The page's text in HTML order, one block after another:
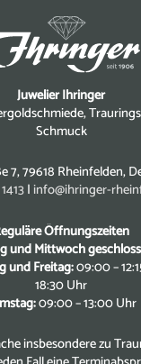
Juwelier Ihringer
Schmuck
7, 79618 Rheinfelden,
|info@ihringer-
Öffnungszeiten
und Mittwoch
und Freitag:09:00 –
18:30 Uhr
09:00 – 13:00 Uhr
insbesondere zu